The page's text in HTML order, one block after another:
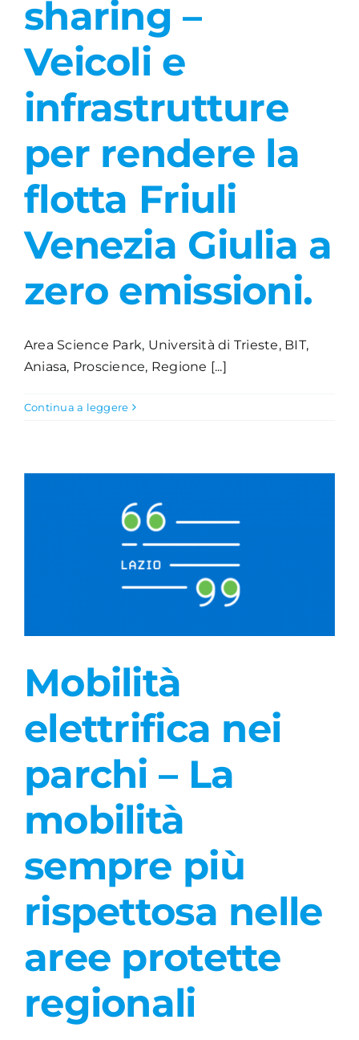
Academy
sharing –
Veicoli e
infrastrutture
per rendere la
flotta Friuli
Venezia Giulia a
zero emissioni.
Area Science Park, Università di Trieste, BIT,
Aniasa, Proscience, Regione [...]
Continua a leggere
Mobilità
elettrifica nei
parchi – La
mobilità
sempre più
rispettosa nelle
aree protette
regionali